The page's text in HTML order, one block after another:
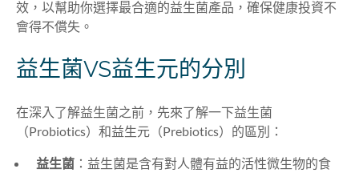
效，以幫助你選擇最合適的益生菌產品，確保健康投資不
會得不償失。
益生菌VS益生元的分別
在深入了解益生菌之前，先來了解一下益生菌
（Probiotics）和益生元（Prebiotics）的區別：
益生菌 ：益生菌是含有對人體有益的活性微生物的食